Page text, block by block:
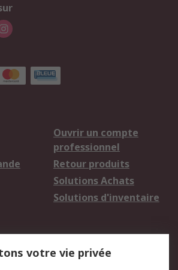
Ouvrir un compte
professionnel
Retour produits
Solutions Achats
Solutions d'inventaire
votre vie privée